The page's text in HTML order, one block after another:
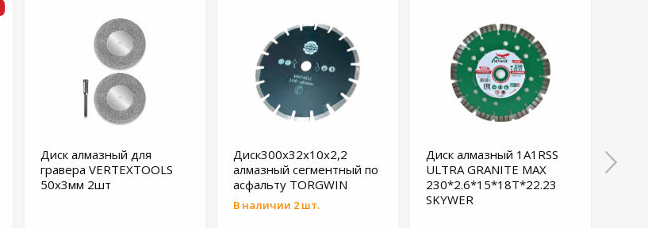
Диск алмазный для
гравера VERTEXTOOLS
50х3мм 2шт
Диск300х32х10х2,2
алмазный сегментный по
асфальту TORGWIN
В наличии 2 шт.
Диск алмазный 1A1RSS
ULTRA GRANITE MAX
230*2.6*15*18T*22.23
SKYWER